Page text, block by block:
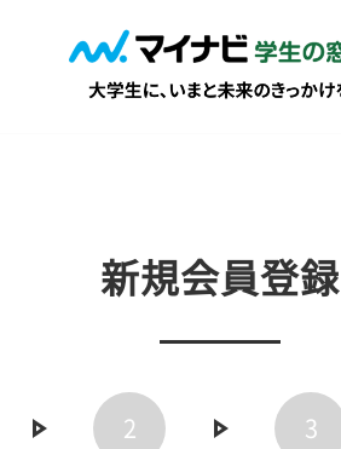
新規会員登録
2 3